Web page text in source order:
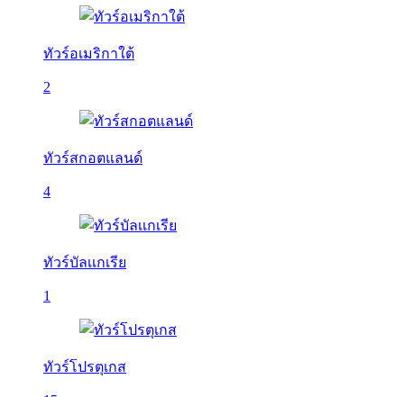
ทัวร์อเมริกาใต้
2
ทัวร์สกอตแลนด์
4
ทัวร์บัลเเกเรีย
1
ทัวร์โปรตุเกส